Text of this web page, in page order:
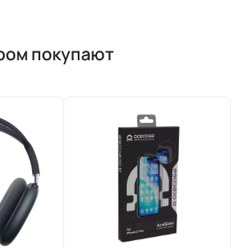
покупают